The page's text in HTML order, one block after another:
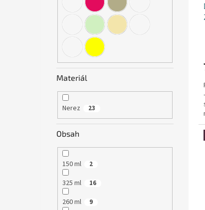
Materiál
Nerez 23
Obsah
150 ml 2
325 ml 16
260 ml 9